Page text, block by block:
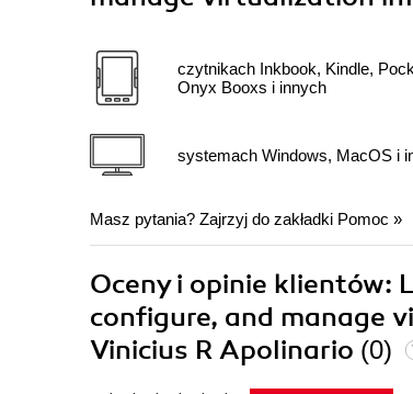
czytnikach Inkbook, Kindle,
Onyx Booxs i innych
systemach Windows, MacOS i
Masz pytania? Zajrzyj do zakładki Pomoc »
Oceny i opinie klientów:
configure, and manage
Vinicius R Apolinario (0)